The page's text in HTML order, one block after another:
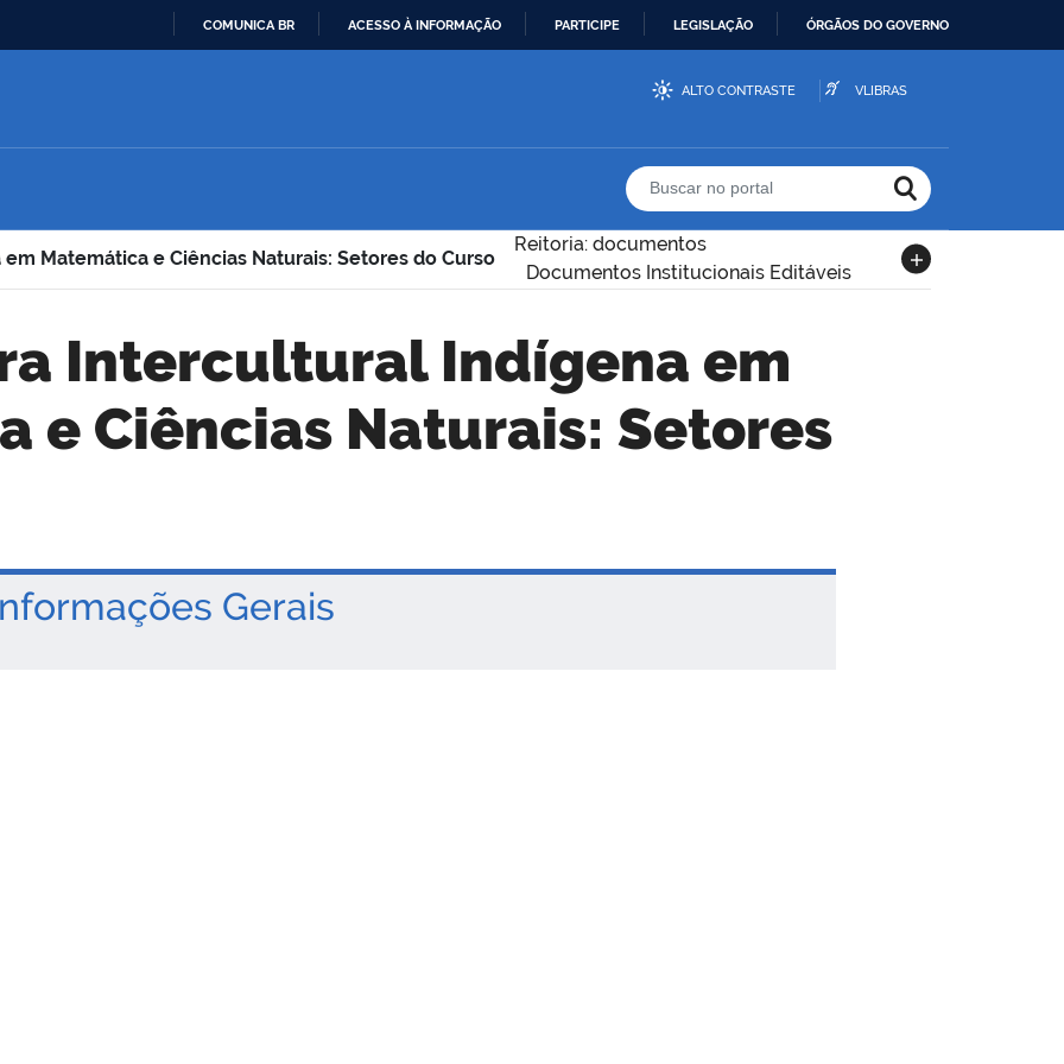
CONTEÚDO
COMUNICA BR ACESSO À INFORMAÇÃO PARTICIPE LEGISLAÇÃO ÓRGÃOS DO GOVERNO
ALTO CONTRASTE VLIBRAS
Buscar no portal
Matemática e Ciências Naturais: Setores do Curso
Reitoria: documentos
Documentos Institucionais Editáveis
e Ciências Naturais: Setores
Gerais